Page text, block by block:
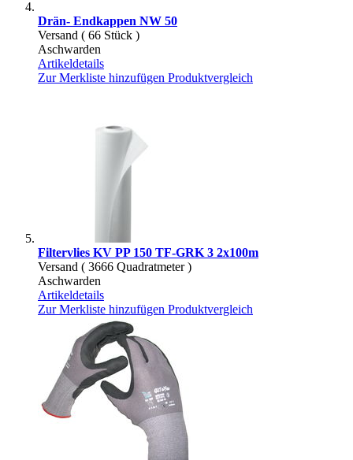
Drän- Endkappen NW 50
Versand ( 66 Stück )
Aschwarden
Artikeldetails
Zur Merkliste hinzufügen Produktvergleich
Filtervlies KV PP 150 TF-GRK 3 2x100m
Versand ( 3666 Quadratmeter )
Aschwarden
Artikeldetails
Zur Merkliste hinzufügen Produktvergleich